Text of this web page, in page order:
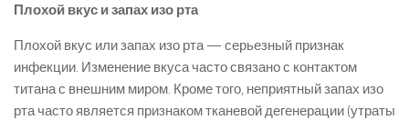
Плохой вкус и запах изо рта
Плохой вкус или запах изо рта — серьезный признак
инфекции. Изменение вкуса часто связано с контактом
титана с внешним миром. Кроме того, неприятный запах изо
рта часто является признаком тканевой дегенерации (утраты